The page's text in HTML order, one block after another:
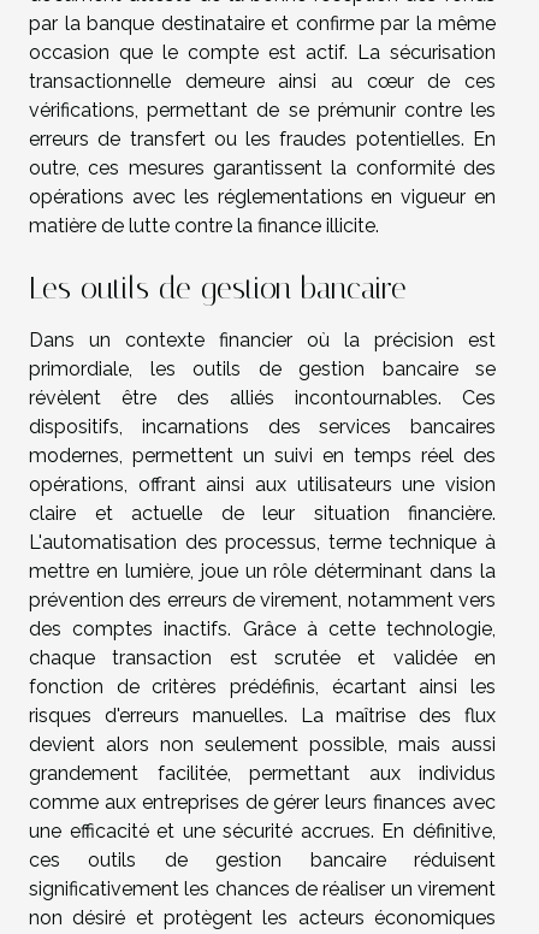
par la banque destinataire et confirme par la même
occasion que le compte est actif. La sécurisation
transactionnelle demeure ainsi au cœur de ces
vérifications, permettant de se prémunir contre les
erreurs de transfert ou les fraudes potentielles. En
outre, ces mesures garantissent la conformité des
opérations avec les réglementations en vigueur en
matière de lutte contre la finance illicite.
Les outils de gestion bancaire
Dans un contexte financier où la précision est
primordiale, les outils de gestion bancaire se
révèlent être des alliés incontournables. Ces
dispositifs, incarnations des services bancaires
modernes, permettent un suivi en temps réel des
opérations, offrant ainsi aux utilisateurs une vision
claire et actuelle de leur situation financière.
L'automatisation des processus, terme technique à
mettre en lumière, joue un rôle déterminant dans la
prévention des erreurs de virement, notamment vers
des comptes inactifs. Grâce à cette technologie,
chaque transaction est scrutée et validée en
fonction de critères prédéfinis, écartant ainsi les
risques d'erreurs manuelles. La maîtrise des flux
devient alors non seulement possible, mais aussi
grandement facilitée, permettant aux individus
comme aux entreprises de gérer leurs finances avec
une efficacité et une sécurité accrues. En définitive,
ces outils de gestion bancaire réduisent
significativement les chances de réaliser un virement
non désiré et protègent les acteurs économiques